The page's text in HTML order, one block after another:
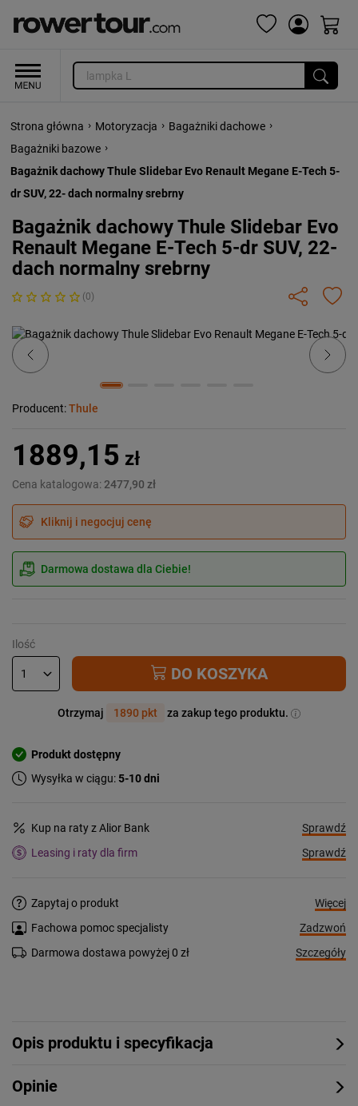
Strona główna › Motoryzacja › Bagażniki dachowe ›
Bagażniki bazowe ›
Bagażnik dachowy Thule Slidebar Evo Renault Megane E-Tech 5-
dr SUV, 22- dach normalny srebrny
Bagażnik dachowy Thule Slidebar Evo
Renault Megane E-Tech 5-dr SUV, 22-
dach normalny srebrny
(0)
Previous Next
Producent:Thule
1889,15 zł
Cena katalogowa: 2477,90 zł
Kliknij i negocjuj cenę
Darmowa dostawa dla Ciebie!
Ilość
DO KOSZYKA
Otrzymaj 1890 pkt za zakup tego produktu.
Produkt dostępny
Wysyłka w ciągu:5-10 dni
Kup na raty z Alior Bank
Sprawdź
Leasing i raty dla firm
Sprawdź
Zapytaj o produkt
Więcej
Fachowa pomoc specjalisty
Zadzwoń
Darmowa dostawa powyżej 0 zł
Szczegóły
Opis produktu i specyfikacja
Opinie